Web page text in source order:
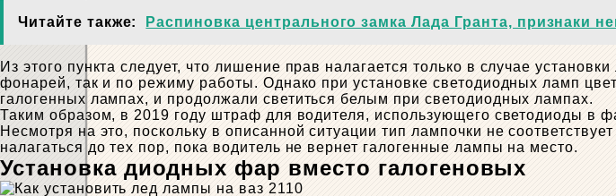
Читайте также:
Распиновка центрального замка Лада Гранта, признаки
Из этого пункта следует, что лишение прав налагается только в случае
фонарей, так и по режиму работы. Однако при установке светодиодных ламп
галогенных лампах, и продолжали светиться белым при светодиодных лампах.
Таким образом, в 2019 году штраф для водителя, использующего светодиоды в
Несмотря на это, поскольку в описанной ситуации тип лампочки не
налагаться до тех пор, пока водитель не вернет галогенные лампы на место.
Установка диодных фар вместо галогеновых